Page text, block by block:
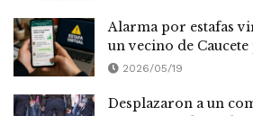
Alarma por estafas
un vecino de
2026/05/19
Desplazaron a un